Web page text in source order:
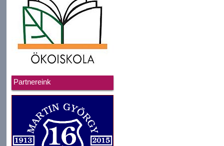
Partnereink